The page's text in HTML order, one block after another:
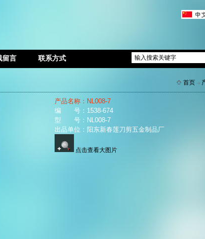
留言 联系方式
首页
产品名称：NL008-7
编 号：1538-674
型 号：NL008-7
出品单位：阳东新春莲刀剪五金制品厂
点击查看大图片